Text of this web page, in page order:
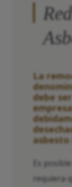
La
debe
Es
requiera